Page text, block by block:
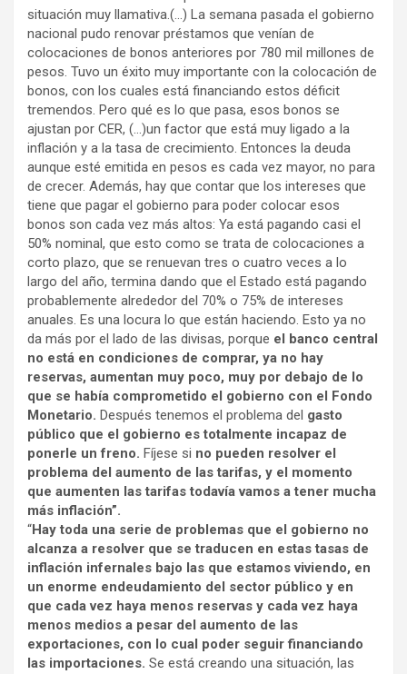
situación muy llamativa.(…) La semana pasada el gobierno
nacional pudo renovar préstamos que venían de
colocaciones de bonos anteriores por 780 mil millones de
pesos. Tuvo un éxito muy importante con la colocación de
bonos, con los cuales está financiando estos déficit
tremendos. Pero qué es lo que pasa, esos bonos se
ajustan por CER, (…)un factor que está muy ligado a la
inflación y a la tasa de crecimiento. Entonces la deuda
aunque esté emitida en pesos es cada vez mayor, no para
de crecer. Además, hay que contar que los intereses que
tiene que pagar el gobierno para poder colocar esos
bonos son cada vez más altos: Ya está pagando casi el
50% nominal, que esto como se trata de colocaciones a
corto plazo, que se renuevan tres o cuatro veces a lo
largo del año, termina dando que el Estado está pagando
probablemente alrededor del 70% o 75% de intereses
anuales. Es una locura lo que están haciendo. Esto ya no
da más por el lado de las divisas, porque el banco central
no está en condiciones de comprar, ya no hay
reservas, aumentan muy poco, muy por debajo de lo
que se había comprometido el gobierno con el Fondo
Monetario. Después tenemos el problema del gasto
público que el gobierno es totalmente incapaz de
ponerle un freno. Fíjese si no pueden resolver el
problema del aumento de las tarifas, y el momento
que aumenten las tarifas todavía vamos a tener mucha
más inflación”.
“Hay toda una serie de problemas que el gobierno no
alcanza a resolver que se traducen en estas tasas de
inflación infernales bajo las que estamos viviendo, en
un enorme endeudamiento del sector público y en
que cada vez haya menos reservas y cada vez haya
menos medios a pesar del aumento de las
exportaciones, con lo cual poder seguir financiando
las importaciones. Se está creando una situación, las